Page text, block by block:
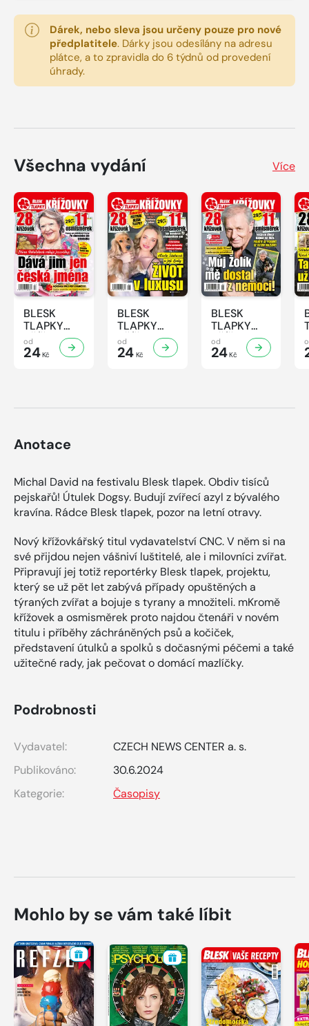
Dárek, nebo sleva jsou určeny pouze pro nové
předplatitele. Dárky jsou odesílány na adresu
plátce, a to zpravidla do 6 týdnů od provedení
úhrady.
Všechna vydání Více
BLESK
TLAPKY
KŘÍŽOVKY
- 7/2026
od
24Kč
BLESK
TLAPKY
KŘÍŽOVKY
- 6/2026
od
24Kč
BLESK
TLAPKY
KŘÍŽOVKY
- 5/2026
od
24Kč
Anotace
Michal David na festivalu Blesk tlapek. Obdiv tisíců
pejskařů! Útulek Dogsy. Budují zvířecí azyl z bývalého
kravína. Rádce Blesk tlapek, pozor na letní otravy.
Nový křížovkářský titul vydavatelství CNC. V něm si na
své přijdou nejen vášniví luštitelé, ale i milovníci zvířat.
Připravují jej totiž reportérky Blesk tlapek, projektu,
který se už pět let zabývá případy opuštěných a
týraných zvířat a bojuje s tyrany a množiteli. mKromě
křížovek a osmisměrek proto najdou čtenáři v novém
titulu i příběhy záchráněných psů a kočiček,
představení útulků a spolků s dočasnými péčemi a také
užitečné rady, jak pečovat o domácí mazlíčky.
Podrobnosti
Vydavatel:
CZECH NEWS CENTER a. s.
Publikováno:
30.6.2024
Kategorie:
Časopisy
Mohlo by se vám také líbit